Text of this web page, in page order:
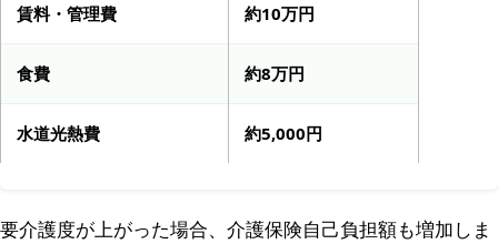
賃料・管理費 約10万円
食費 約8万円
水道光熱費 約5,000円
要介護度が上がった場合、介護保険自己負担額も増加しま